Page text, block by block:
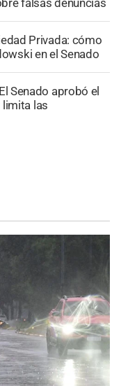
falsas denuncias
Privada: cómo
en el Senado
El Senado aprobó el
las